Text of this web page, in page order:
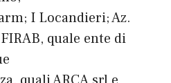
I Locandieri; Az.
quale ente di